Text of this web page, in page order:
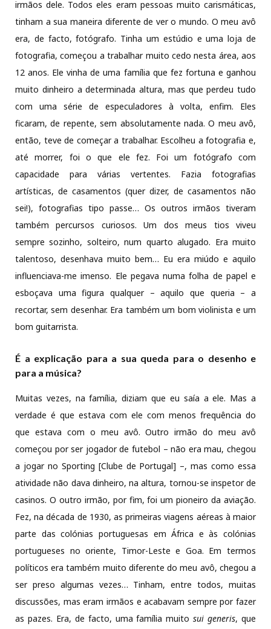
irmãos dele. Todos eles eram pessoas muito carismáticas,
tinham a sua maneira diferente de ver o mundo. O meu avô
era, de facto, fotógrafo. Tinha um estúdio e uma loja de
fotografia, começou a trabalhar muito cedo nesta área, aos
12 anos. Ele vinha de uma família que fez fortuna e ganhou
muito dinheiro a determinada altura, mas que perdeu tudo
com uma série de especuladores à volta, enfim. Eles
ficaram, de repente, sem absolutamente nada. O meu avô,
então, teve de começar a trabalhar. Escolheu a fotografia e,
até morrer, foi o que ele fez. Foi um fotógrafo com
capacidade para várias vertentes. Fazia fotografias
artísticas, de casamentos (quer dizer, de casamentos não
sei!), fotografias tipo passe… Os outros irmãos tiveram
também percursos curiosos. Um dos meus tios viveu
sempre sozinho, solteiro, num quarto alugado. Era muito
talentoso, desenhava muito bem… Eu era miúdo e aquilo
influenciava-me imenso. Ele pegava numa folha de papel e
esboçava uma figura qualquer – aquilo que queria – a
recortar, sem desenhar. Era também um bom violinista e um
bom guitarrista.
É a explicação para a sua queda para o desenho e
para a música?
Muitas vezes, na família, diziam que eu saía a ele. Mas a
verdade é que estava com ele com menos frequência do
que estava com o meu avô. Outro irmão do meu avô
começou por ser jogador de futebol – não era mau, chegou
a jogar no Sporting [Clube de Portugal] –, mas como essa
atividade não dava dinheiro, na altura, tornou-se inspetor de
casinos. O outro irmão, por fim, foi um pioneiro da aviação.
Fez, na década de 1930, as primeiras viagens aéreas à maior
parte das colónias portuguesas em África e às colónias
portugueses no oriente, Timor-Leste e Goa. Em termos
políticos era também muito diferente do meu avô, chegou a
ser preso algumas vezes… Tinham, entre todos, muitas
discussões, mas eram irmãos e acabavam sempre por fazer
as pazes. Era, de facto, uma família muitosui generis, que